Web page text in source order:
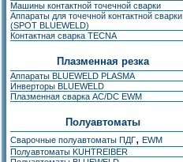
Машины контактной точечной сварки
Аппараты для точечной контактной сварки
(SPOT BLUEWELD)
Контактная сварка TECNA
Плазменная резка
Аппараты BLUEWELD PLASMA
Инверторы BLUEWELD
Плазменная сварка AC/DC EWM
Полуавтоматы
Сварочные полуавтоматы ПДГ, EWM
Полуавтоматы KUHTREIBER